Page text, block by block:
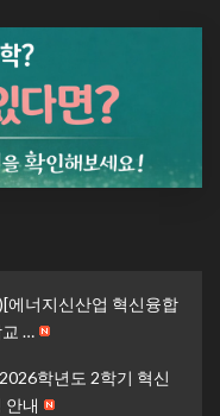
에너지신산업 혁신융합
교 …
학년도 2학기 혁신
안내